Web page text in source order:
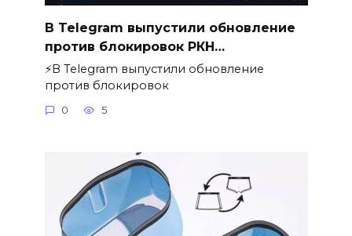
В Telegram выпустили обновление
против блокировок РКН…
⚡️В Telegram выпустили обновление
против блокировок
0 5